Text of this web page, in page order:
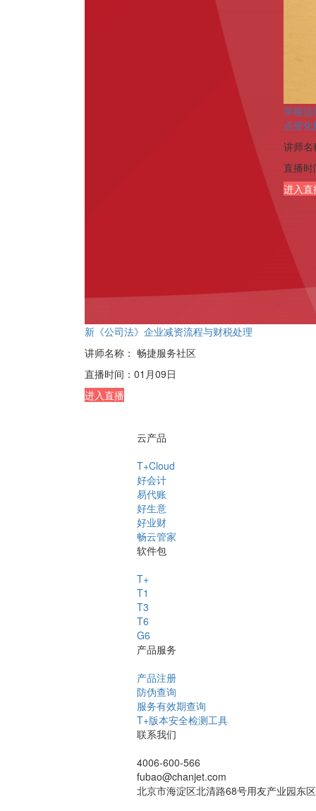
新《公司法》企业减资流程与财税处理
讲师名称： 畅捷服务社区
直播时间： 01月09日
进入直播
学税
点变
讲师
直播时
进入直
云产品
T+Cloud
好会计
易代账
好生意
好业财
畅云管家
软件包
T+
T1
T3
T6
G6
产品服务
产品注册
防伪查询
服务有效期查询
T+版本安全检测工具
联系我们
4006-600-566
fubao@chanjet.com
北京市海淀区北清路68号用友产业园东